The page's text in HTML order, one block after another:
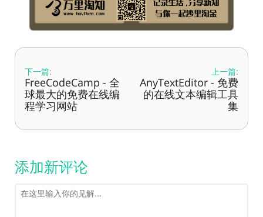
下一篇:
FreeCodeCamp - 全
球最大的免费在线编
程学习网站
上一篇:
AnyTextEditor - 免费
的在线文本编辑工具
集
添加新评论